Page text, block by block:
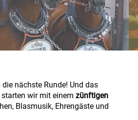
die nächste Runde! Und das
wir mit einem zünftigen
Blasmusik, Ehrengäste und